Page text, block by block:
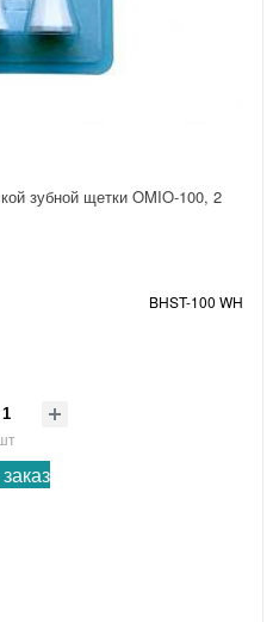
зубной щетки OMIO-100, 2
BHST-100 WH